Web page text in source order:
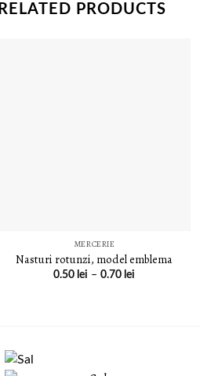
RELATED PRODUCTS
MERCERIE
Nasturi rotunzi, model emblema
0.50 lei –0.70 lei